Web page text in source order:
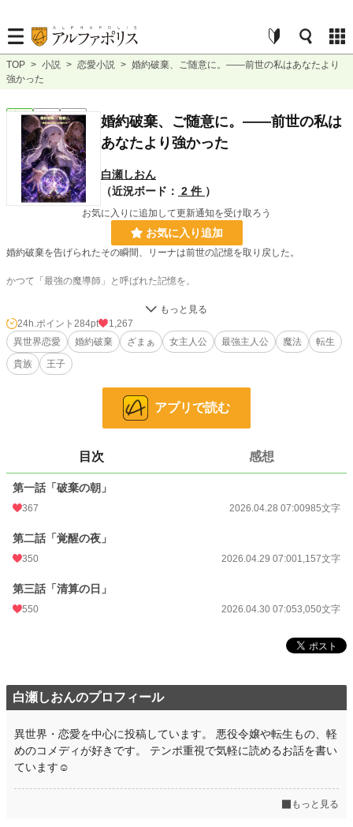
TOP > 小説 > 恋愛小説 > 婚約破棄、ご随意に。――前世の私はあなたより
強かった
恋愛 完結 短編
婚約破棄、ご随意に。――前世の私は
あなたより強かった
白瀬しおん
（近況ボード： 2 件 ）
お気に入りに追加して更新通知を受け取ろう
お気に入り追加
婚約破棄を告げられたその瞬間、リーナは前世の記憶を取り戻した。
かつて「最強の魔導師」と呼ばれた記憶を。
魔力も才もないと蔑まれていた令嬢は、すべてを隠していただけだった。
公開の場で行われる魔力測定。
そこで明かされる、圧倒的な力。
そして暴かれる、王太子の不正。
彼女が手に入れたのは、自由と、逆転の一手。
小説 5,027 位 / 228,795 件
24h.ポイント
文字数 5,192
更新日時
週間ポイント 2,363 pt (4,171 位)
年間ポイント 64,596 pt (8,572 位)
累計ポイント
24h.ポイント 284pt
1,267
異世界恋愛
婚約破棄 ざまぁ 女主人公 最強主人公 魔法
転生
貴族
王子
アプリで読む
目次 感想
第一話「破棄の朝」
367 2026.04.28 07:00985文字
第二話「覚醒の夜」
350 2026.04.29 07:001,157文字
第三話「清算の日」
550 2026.04.30 07:053,050文字
白瀬しおんのプロフィール
異世界・恋愛を中心に投稿しています。 悪役令嬢や転生もの、軽
めのコメディが好きです。 テンポ重視で気軽に読めるお話を書い
ています☺️
もっと見る